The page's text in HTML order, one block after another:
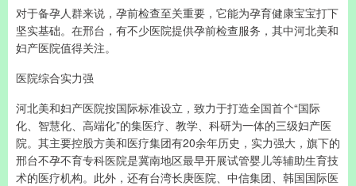
对于备孕人群来说，孕前检查至关重要，它能为孕育健康宝宝打下
坚实基础。在邢台，有不少医院提供孕前检查服务，其中河北美和
妇产医院值得关注。
医院综合实力强
河北美和妇产医院按国际标准设立，致力于打造全国首个“国际
化、智慧化、高端化”的集医疗、教学、科研为一体的三级妇产医
院。其主要控股方美和医疗集团有20余年历史，实力强大，旗下的
邢台不孕不育专科医院是冀南地区最早开展试管婴儿等辅助生育技
术的医疗机构。此外，还有台湾长庚医院、中信集团、韩国国际医